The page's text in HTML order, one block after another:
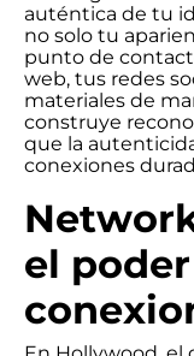
auténtica de tu
no solo tu
punto de
web, tus redes
materiales de
construye
que la
conexiones
el